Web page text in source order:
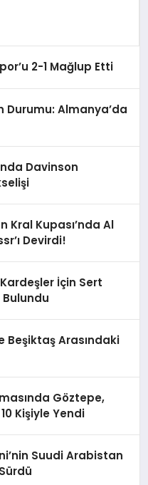
2-1 Mağlup Etti
Durumu: Almanya’da
Davinson
Kral Kupası’nda Al
Devirdi!
İçin Sert
Arasındaki
Göztepe,
Kişiyle Yendi
Suudi Arabistan